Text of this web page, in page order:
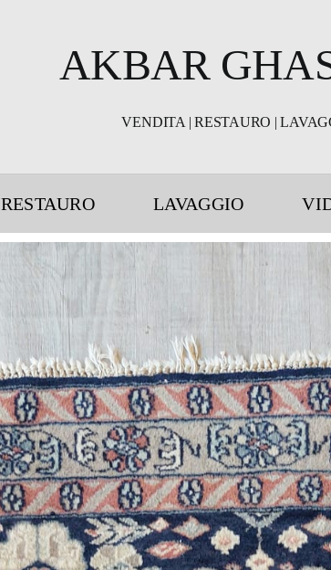
AKBAR
VENDITA | RESTAURO |
RESTAURO LAVAGGIO